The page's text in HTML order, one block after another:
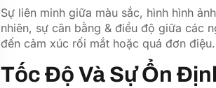
Sự liên minh giữa màu sắc, hình hình
nhiên, sự cân bằng & điều độ giữa các
đến cảm xúc rối mắt hoặc quá đơn điệu.
Tốc Độ Và Sự Ổn